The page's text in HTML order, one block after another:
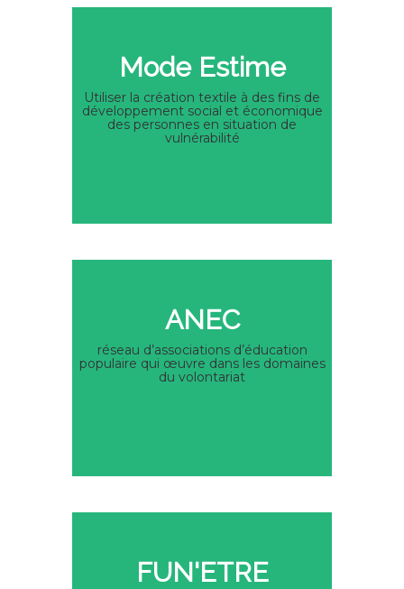
Mode Estime
Utiliser la création textile à des fins de
développement social et économique
des personnes en situation de
vulnérabilité
ANEC
réseau d’associations d’éducation
populaire qui œuvre dans les domaines
du volontariat
FUN'ETRE